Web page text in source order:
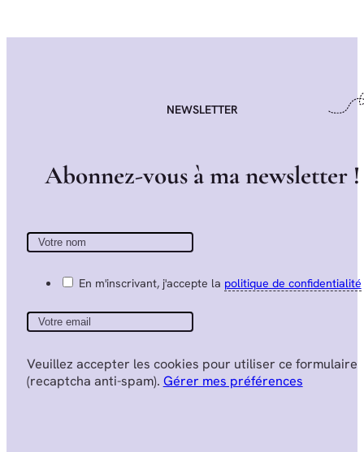
NEWSLETTER
Abonnez-vous àmanewsletter !
En m'inscrivant, j'accepte la politique de confidentialité
Veuillez accepter les cookies pour utiliser ce formulaire
(recaptcha anti-spam). Gérer mes préférences